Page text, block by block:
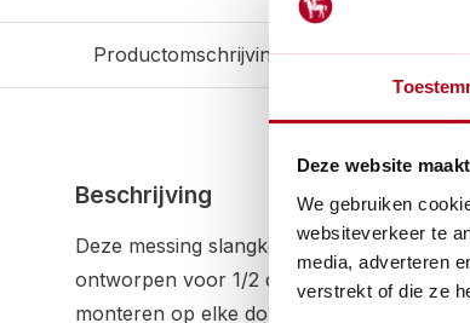
Deze website
We gebruiken
websiteverkeer te
media, adverteren
verstrekt of die ze
Productomschrijving Reviews
Beschrijving
Deze messing slangkoppeling is de
ontworpen voor 1/2 duims tuinslangen, is
monteren op elke donkergroene slang.